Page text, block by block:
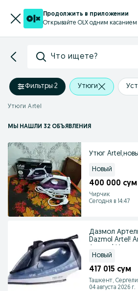
Продолжить в приложении
Открывайте OLX одним касанием
Что ищете?
Фильтры·2 Утюги
Утюги Artel
МЫ НАШЛИ 32 ОБЪЯВЛЕНИЯ
Утюг
Новый
400 000 сум
Чирчик
Сегодня в 14:47
Дазмол
Dazmol Artel!
Новый
417 015 сум
Ташкент,
04 августа 2026 г.